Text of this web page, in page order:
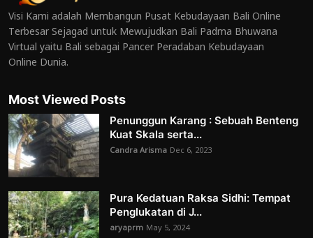
Visi Kami adalah Membangun Pusat Kebudayaan Bali Online
Terbesar Sejagad untuk Mewujudkan Bali Padma Bhuwana
Virtual yaitu Bali sebagai Pancer Peradaban Kebudayaan
Online Dunia.
Most Viewed Posts
Penunggun Karang : Sebuah Benteng
Kuat Skala serta...
Candra Arisma Dec 6, 2023
Pura Kedatuan Raksa Sidhi: Tempat
Penglukatan di J...
aryaprm May 5, 2024